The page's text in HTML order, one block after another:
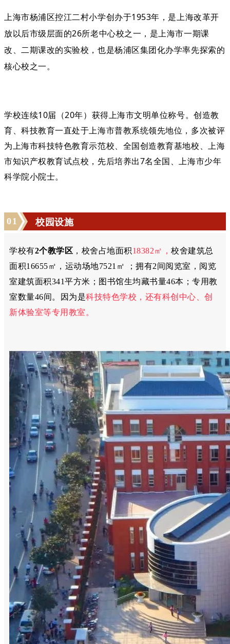
上海市杨浦区控江二村小学创办于1953年，是上海改革开
放以后市级层面的26所老中心校之一，是上海市一期课
改、二期课改的实验校，也是杨浦区集团化办学率先探索的
核心校之一。
学校连续10届（20年）获得上海市文明单位称号。创造教
育、科技教育一直处于上海市普教系统领先地位，多次被评
为上海市科技特色教育示范校、全国创造教育基地校、上海
市知识产权教育试点校，先后培养出7名全国、上海市少年
科学院小院士。
01 校园设施
学校有2个教学区 ，校舍占地面积18382㎡， 校舍建筑总
面积16655㎡，运动场地7521 ㎡ ；拥有2间阅览室，阅览
室建筑面积341平方米；图书馆生均藏书量46本；专用教
室数量46间。因为是科技特色学校，还有科创中心、创
新体验室等专用教室。